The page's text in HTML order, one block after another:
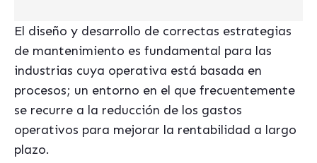
El diseño y desarrollo de correctas estrategias
de mantenimiento es fundamental para las
industrias cuya operativa está basada en
procesos; un entorno en el que frecuentemente
se recurre a la reducción de los gastos
operativos para mejorar la rentabilidad a largo
plazo.